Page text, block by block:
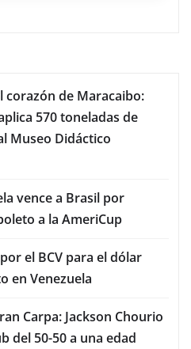
corazón de Maracaibo:
570 toneladas de
Museo Didáctico
vence a Brasil por
a la AmeriCup
el BCV para el dólar
en Venezuela
Carpa: Jackson Chourio
del 50-50 a una edad